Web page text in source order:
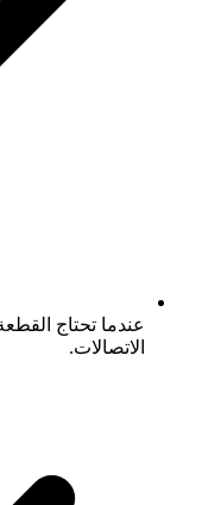
عندما تحتاج
الاتصالات.